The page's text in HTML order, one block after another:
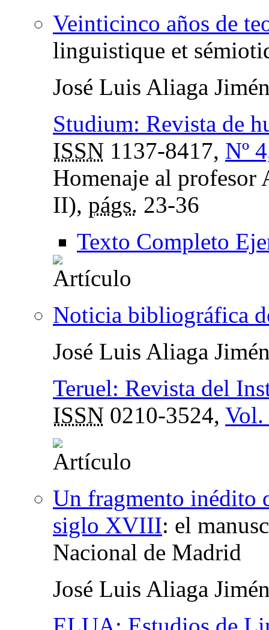
Veinticinco años de
linguistique et
José Luis Aliaga
Studium: Revista de
ISSN 1137-8417, Nº
Homenaje al
II), págs. 23-36
Texto Completo
Noticia bibliográfica
José Luis Aliaga
Teruel: Revista del
ISSN 0210-3524, Vol.
Un fragmento inédito
siglo XVIII: el
Nacional de Madrid
José Luis Aliaga